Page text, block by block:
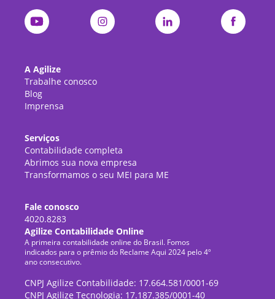
A Agilize
Trabalhe conosco
Blog
Imprensa
Serviços
Contabilidade completa
Abrimos sua nova empresa
Transformamos o seu MEI para ME
Fale conosco
4020.8283
Agilize Contabilidade Online
A primeira contabilidade online do Brasil. Fomos
indicados para o prêmio do Reclame Aqui 2024 pelo 4º
ano consecutivo.
CNPJ Agilize Contabilidade: 17.664.581/0001-69
CNPJ Agilize Tecnologia: 17.187.385/0001-40